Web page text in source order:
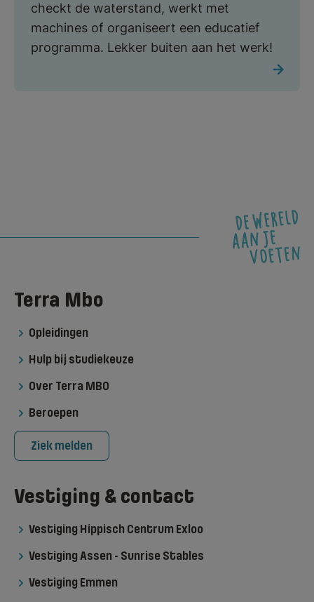
checkt de waterstand, werkt met
machines of organiseert een educatief
programma. Lekker buiten aan het werk!
Terra Mbo
Opleidingen
Hulp bij studiekeuze
Over Terra MBO
Beroepen
Ziek melden
Vestiging & contact
Vestiging Hippisch Centrum Exloo
Vestiging Assen - Sunrise Stables
Vestiging Emmen